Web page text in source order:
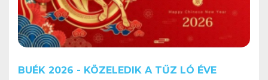
BUÉK 2026 - KÖZELEDIK A TŰZ LÓ ÉVE